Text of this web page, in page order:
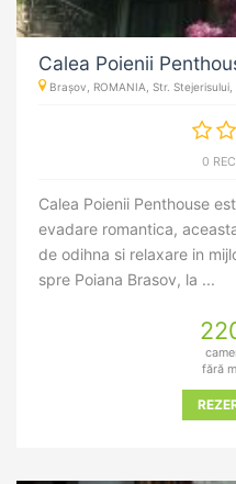
Calea Poienii
Brașov, ROMANIA, Str. Stejerisului,
0
Calea Poienii Penthouse
evadare romantica,
de odihna si relaxare in
spre Poiana Brasov, la ...
fără